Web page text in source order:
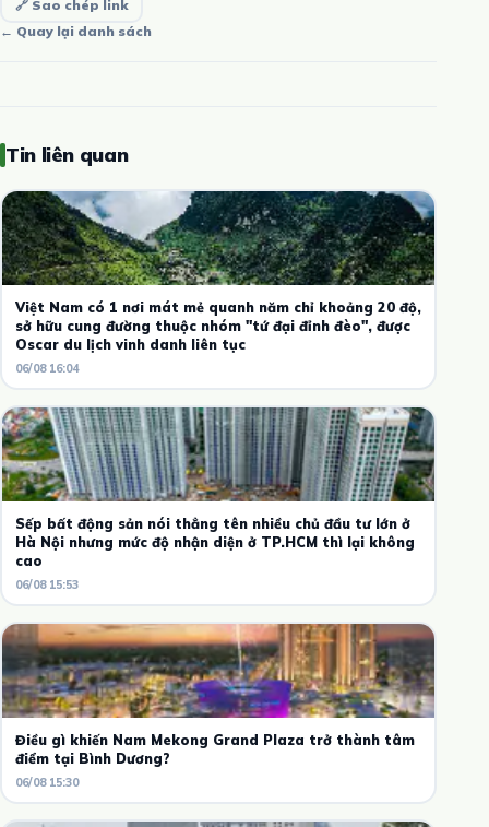
🔗 Sao chép link
← Quay lại danh sách
Tin liên quan
Việt Nam có 1 nơi mát mẻ quanh năm chỉ khoảng 20 độ,
sở hữu cung đường thuộc nhóm "tứ đại đỉnh đèo", được
Oscar du lịch vinh danh liên tục
06/08 16:04
Sếp bất động sản nói thẳng tên nhiều chủ đầu tư lớn ở
Hà Nội nhưng mức độ nhận diện ở TP.HCM thì lại không
cao
06/08 15:53
Điều gì khiến Nam Mekong Grand Plaza trở thành tâm
điểm tại Bình Dương?
06/08 15:30